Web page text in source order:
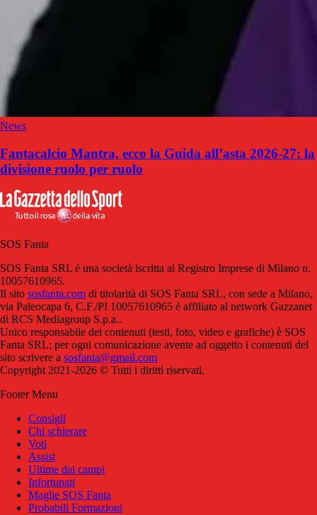
News
Fantacalcio Mantra, ecco la Guida all’asta 2026-27: la
divisione ruolo per ruolo
SOS Fanta
SOS Fanta SRL è una società iscritta al Registro Imprese di Milano n.
10057610965.
Il sito sosfanta.com di titolarità di SOS Fanta SRL, con sede a Milano,
via Paleocapa 6, C.F./PI 10057610965 è affiliato al network Gazzanet
di RCS Mediagroup S.p.a..
Unico responsabile dei contenuti (testi, foto, video e grafiche) è SOS
Fanta SRL; per ogni comunicazione avente ad oggetto i contenuti del
sito scrivere a sosfanta@gmail.com
Copyright 2021-2026 © Tutti i diritti riservati.
Footer Menu
Consigli
Chi schierare
Voti
Assist
Ultime dai campi
Infortunati
Maglie SOS Fanta
Probabili Formazioni